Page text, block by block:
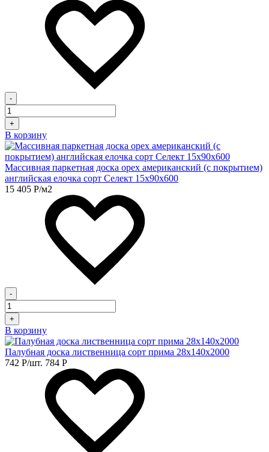
-
+
В корзину
Массивная паркетная доска орех американский (с покрытием)
английская елочка сорт Селект 15х90х600
15 405 Р/м2
-
+
В корзину
Палубная доска лиственница сорт прима 28х140х2000
742 Р/шт. 784 Р